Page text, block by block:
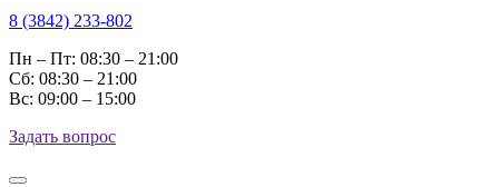
8 (3842) 233-802
Пн – Пт: 08:30 – 21:00
Cб: 08:30 – 21:00
Вс: 09:00 – 15:00
Задать вопрос